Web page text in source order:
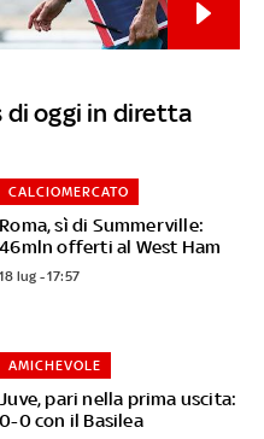
di oggi in diretta
Roma, sì di Summerville:
46mln offerti al West Ham
CALCIOMERCATO
18 lug - 17:57
Juve, pari nella prima uscita:
0-0 con il Basilea
AMICHEVOLE